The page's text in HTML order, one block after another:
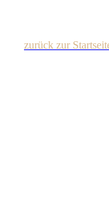
zurück zur